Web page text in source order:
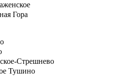
Гора
Стрешнево
Тушино